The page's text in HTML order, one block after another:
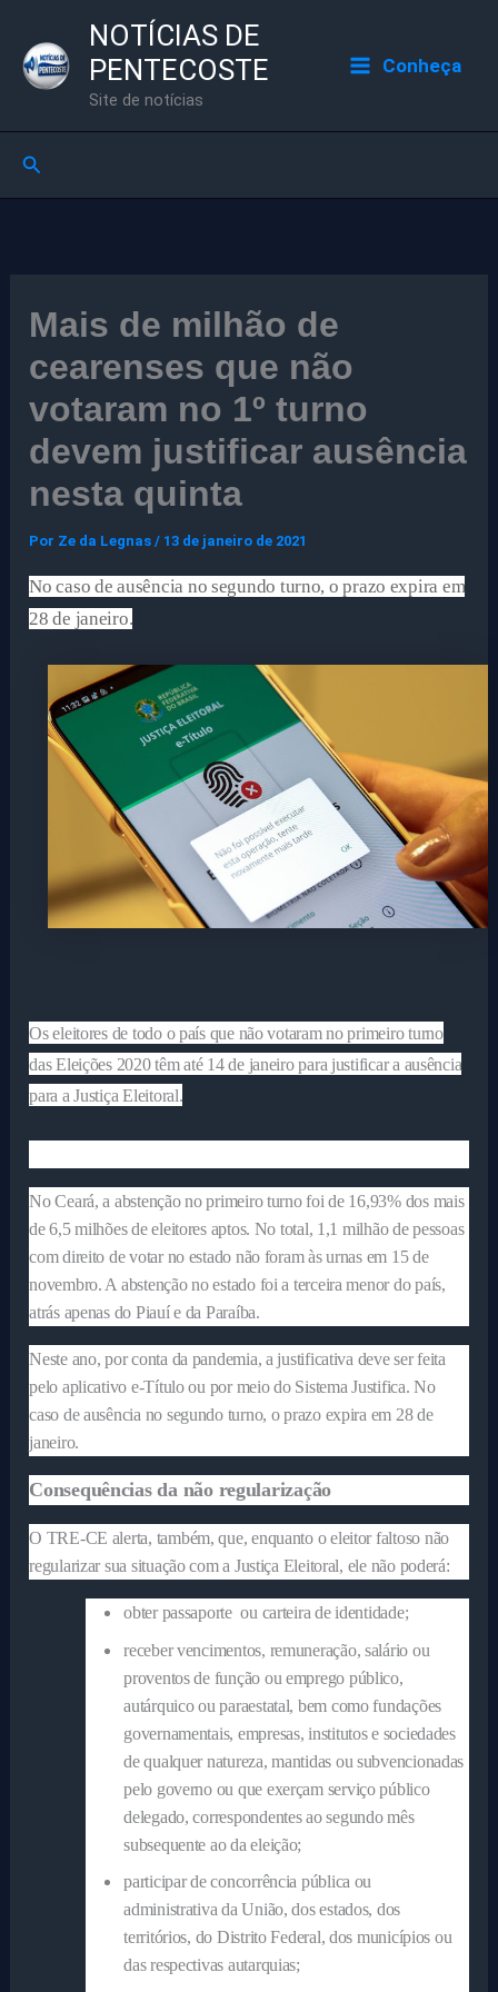
para
NOTÍCIAS DE
PENTECOSTE
Site de notícias
Conheça
Pesquisar
Mais de milhão de
cearenses que não
votaram no 1º turno
devem justificar ausência
nesta quinta
Por Ze da Legnas/ 13 de janeiro de 2021
No caso de ausência no segundo turno, o prazo expira em
28 de janeiro.
Os eleitores de todo o país que não votaram no primeiro turno
das Eleições 2020 têm até 14 de janeiro para justificar a ausência
para a Justiça Eleitoral.
No Ceará, a abstenção no primeiro turno foi de 16,93% dos mais
de 6,5 milhões de eleitores aptos. No total, 1,1 milhão de pessoas
com direito de votar no estado não foram às urnas em 15 de
novembro. A abstenção no estado foi a terceira menor do país,
atrás apenas do Piauí e da Paraíba.
Neste ano, por conta da pandemia, a justificativa deve ser feita
pelo aplicativo e-Título ou por meio do Sistema Justifica. No
caso de ausência no segundo turno, o prazo expira em 28 de
janeiro.
Consequências da não regularização
O TRE-CE alerta, também, que, enquanto o eleitor faltoso não
regularizar sua situação com a Justiça Eleitoral, ele não poderá:
obter passaporte ou carteira de identidade;
receber vencimentos, remuneração, salário ou
proventos de função ou emprego público,
autárquico ou paraestatal, bem como fundações
governamentais, empresas, institutos e sociedades
de qualquer natureza, mantidas ou subvencionadas
pelo governo ou que exerçam serviço público
delegado, correspondentes ao segundo mês
subsequente ao da eleição;
participar de concorrência pública ou
administrativa da União, dos estados, dos
territórios, do Distrito Federal, dos municípios ou
das respectivas autarquias;